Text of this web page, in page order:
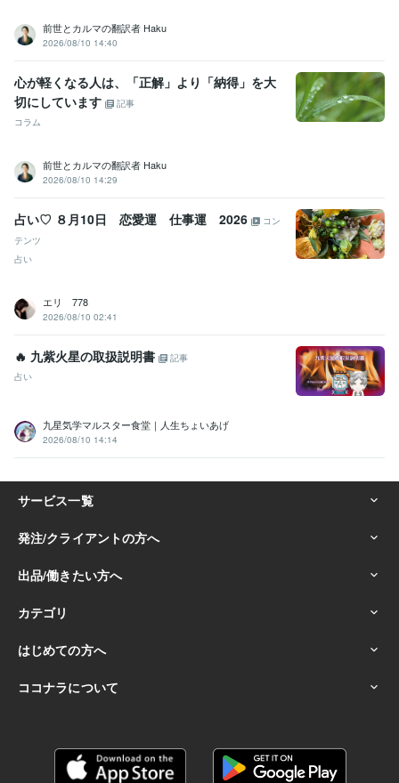
語学力
英語 日常会話レベル
前世とカルマの翻訳者 Haku
2026/08/10 14:40
心が軽くなる人は、「正解」より「納得」を大
切にしています
記事
コラム
前世とカルマの翻訳者 Haku
2026/08/10 14:29
占い♡ ８月10日 恋愛運 仕事運 2026
コン
テンツ
占い
エリ 778
2026/08/10 02:41
🔥 九紫火星の取扱説明書
記事
占い
九星気学マルスター食堂｜人生ちょいあげ
2026/08/10 14:14